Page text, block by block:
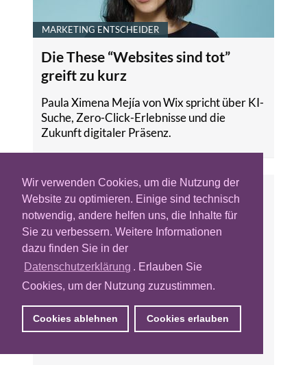
Wir verwenden Cookies, um die Nutzung der
Website zu optimieren. Einige sind technisch
notwendig, andere helfen uns, die Inhalte für
Sie zu verbessern. Weitere Informationen
dazu finden Sie in der
Datenschutzerklärung . Erlauben Sie
Cookies, um der Nutzung zuzustimmen.
Cookies ablehnen Cookies erlauben
MARKETING ENTSCHEIDER
Die These “Websites sind tot”
greift zu kurz
Paula Ximena Mejía von Wix spricht über KI-
Suche, Zero-Click-Erlebnisse und die
Zukunft digitaler Präsenz.